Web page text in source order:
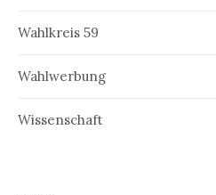
Wahlkreis 59
Wahlwerbung
Wissenschaft